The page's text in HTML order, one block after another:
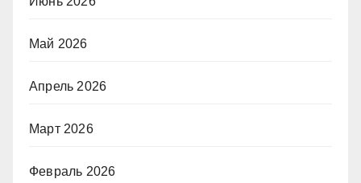
Май 2026
Апрель 2026
Март 2026
Февраль 2026